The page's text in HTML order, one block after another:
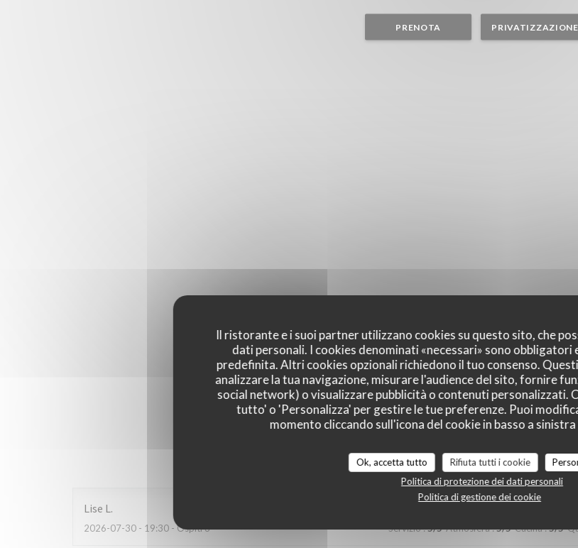
Il ristorante e i suoi partner utilizzano cookies su questo sito, che
dati personali. I cookies denominati «necessari» sono
predefinita. Altri cookies opzionali richiedono il tuo consenso.
analizzare la tua navigazione, misurare l'audience del sito, fornire
social network) o visualizzare pubblicità o contenuti personalizzati.
tutto' o 'Personalizza' per gestire le tue preferenze. Puoi
momento cliccando sull'icona del cookie in basso a
Ok, accetta tutto Rifiuta tutti i cookie
Politica di protezione dei dati personali
Politica di gestione dei cookie
PRENOTA PRIVATIZZAZIONE
I pareri dei nostri clienti
Lise L
2026-07-30 - 19:30 - Ospiti 3 Servizio:5/5 Atmosfera:5/5 Cucina:5/5